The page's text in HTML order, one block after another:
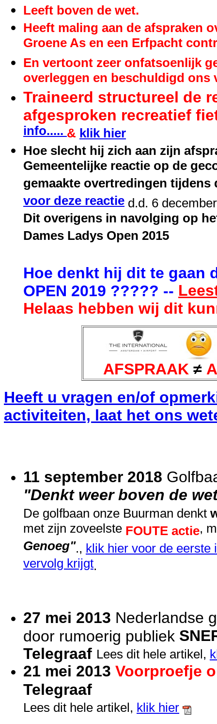
Leeft boven de wet.
Heeft maling aan de afspraken
Groene As en een Erfpacht
En vertoont zeer onfatsoenlijk
overleggen en beschuldigd ons
Traineerd structureel de
afgesproken recreatief
info.....& klik hier
Hoe slecht hij zich aan zijn
Gemeentelijke reactie op de
gemaakte overtredingen
voor deze reactie d.d. 6
Dit overigens in navolging op
Dames Ladys Open 2015
Hoe denkt hij dit te gaan
OPEN 2019 ????? --
Helaas hebben wij dit
AFSPRAAK ≠
Heeft u vragen en/of
activiteiten, laat het ons
11 september 2018
"Denkt weer boven de
De golfbaan onze Buurman denkt
met zijn zoveelste FOUTE actie,
Genoeg"., klik hier voor de eerste
vervolg krijgt.
27 mei 2013 Nederlandse
door rumoerig publiek
Telegraaf Lees dit hele artikel,
21 mei 2013 Voorproefje
Telegraaf
Lees dit hele artikel, klik hier